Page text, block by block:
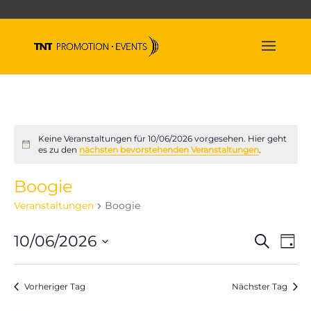
Hinweis
Keine Veranstaltungen für 10/06/2026 vorgesehen. Hier geht
es zu den nächsten bevorstehenden Veranstaltungen.
Boogie
Veranstaltungen Boogie
Suche
Tag
10/06/2026
Vorheriger Tag Nächster Tag